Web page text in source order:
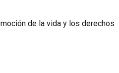
de la vida y los derechos